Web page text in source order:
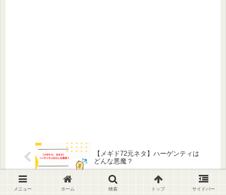
【メギド72元ネタ】ハーゲンティは
どんな悪魔？
【メギド72元ネタ】アロケルはどん
メニュー ホーム 検索 トップ サイドバー